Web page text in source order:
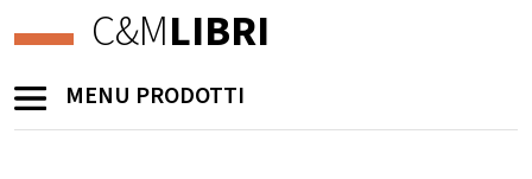
C&MLIBRI
MENU PRODOTTI